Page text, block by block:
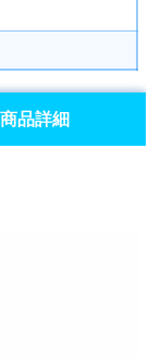
商品詳細